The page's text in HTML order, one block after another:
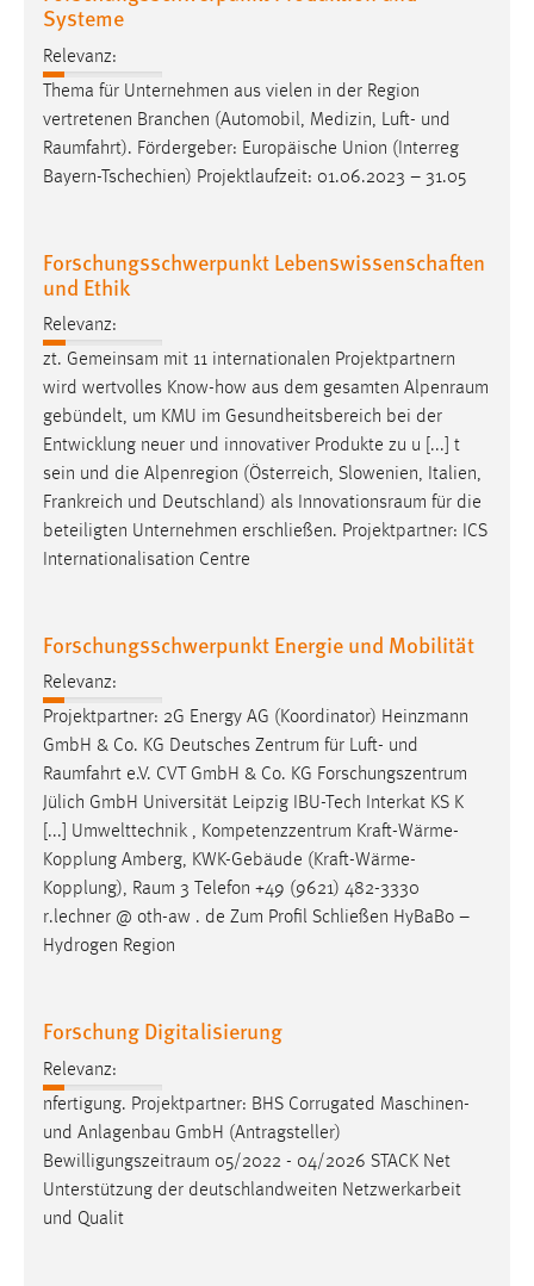
Systeme
Relevanz:
Thema für Unternehmen aus vielen in der Region
vertretenen Branchen (Automobil, Medizin, Luft- und
Raumfahrt). Fördergeber: Europäische Union (Interreg
Bayern-Tschechien) Projektlaufzeit: 01.06.2023 – 31.05
Forschungsschwerpunkt Lebenswissenschaften
und Ethik
Relevanz:
zt. Gemeinsam mit 11 internationalen Projektpartnern
wird wertvolles Know-how aus dem gesamten Alpenraum
gebündelt, um KMU im Gesundheitsbereich bei der
Entwicklung neuer und innovativer Produkte zu u [...] t
sein und die Alpenregion (Österreich, Slowenien, Italien,
Frankreich und Deutschland) als Innovationsraum für die
beteiligten Unternehmen erschließen. Projektpartner: ICS
Internationalisation Centre
Forschungsschwerpunkt Energie und Mobilität
Relevanz:
Projektpartner: 2G Energy AG (Koordinator) Heinzmann
GmbH & Co. KG Deutsches Zentrum für Luft- und
Raumfahrt e.V. CVT GmbH & Co. KG Forschungszentrum
Jülich GmbH Universität Leipzig IBU-Tech Interkat KS K
[...] Umwelttechnik , Kompetenzzentrum Kraft-Wärme-
Kopplung Amberg, KWK-Gebäude (Kraft-Wärme-
Kopplung), Raum 3 Telefon +49 (9621) 482-3330
r.lechner @ oth-aw . de Zum Profil Schließen HyBaBo –
Hydrogen Region
Forschung Digitalisierung
Relevanz:
nfertigung. Projektpartner: BHS Corrugated Maschinen-
und Anlagenbau GmbH (Antragsteller)
Bewilligungszeitraum 05/2022 - 04/2026 STACK Net
Unterstützung der deutschlandweiten Netzwerkarbeit
und Qualit
EXTERNE MEDIEN
Plattformen anzeigen zu können, werden von diesen
YouTube